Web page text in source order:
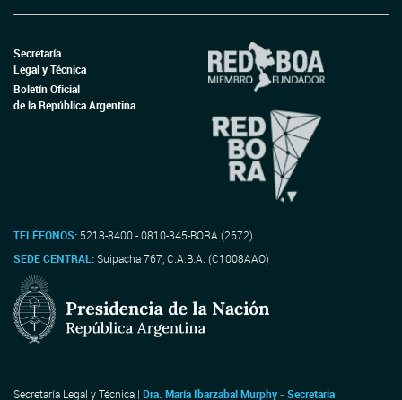
Secretaría
Legal y Técnica
Boletín Oficial
de la República Argentina
TELÉFONOS: 5218-8400 - 0810-345-BORA (2672)
SEDE CENTRAL:Suipacha 767, C.A.B.A. (C1008AAO)
Secretaría Legal y Técnica | Dra. María Ibarzabal Murphy - Secretaria